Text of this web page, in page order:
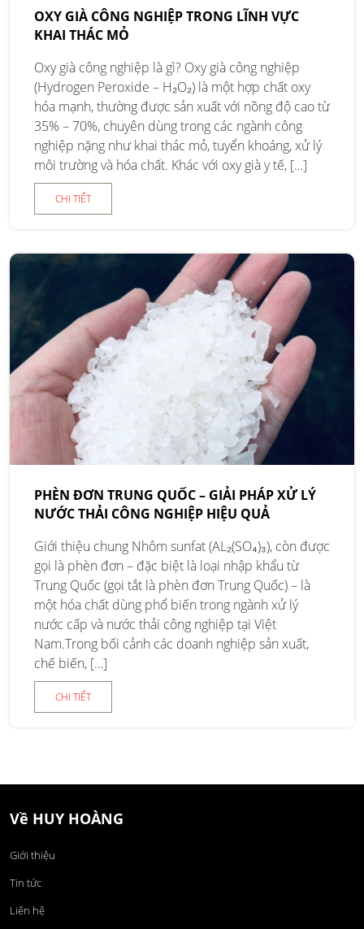
OXY GIÀ CÔNG NGHIỆP TRONG LĨNH VỰC
KHAI THÁC MỎ
Oxy già công nghiệp là gì? Oxy già công nghiệp
(Hydrogen Peroxide – H₂O₂) là một hợp chất oxy
hóa mạnh, thường được sản xuất với nồng độ cao từ
35% – 70%, chuyên dùng trong các ngành công
nghiệp nặng như khai thác mỏ, tuyển khoáng, xử lý
môi trường và hóa chất. Khác với oxy già y tế, […]
CHI TIẾT
PHÈN ĐƠN TRUNG QUỐC – GIẢI PHÁP XỬ LÝ
NƯỚC THẢI CÔNG NGHIỆP HIỆU QUẢ
Giới thiệu chung Nhôm sunfat (AL₂(SO₄)₃), còn được
gọi là phèn đơn – đặc biệt là loại nhập khẩu từ
Trung Quốc (gọi tắt là phèn đơn Trung Quốc) – là
một hóa chất dùng phổ biến trong ngành xử lý
nước cấp và nước thải công nghiệp tại Việt
Nam.Trong bối cảnh các doanh nghiệp sản xuất,
chế biến, […]
CHI TIẾT
Về HUY HOÀNG
Giới thiệu
Tin tức
Liên hệ